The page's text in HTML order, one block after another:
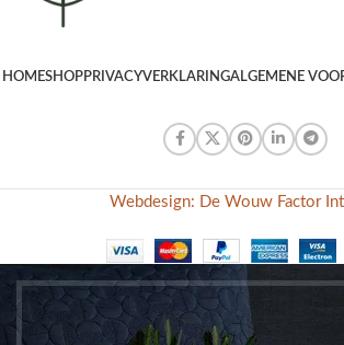
HOMESHOPPRIVACYVERKLARINGALGEMENE
Webdesign: De Wouw Factor